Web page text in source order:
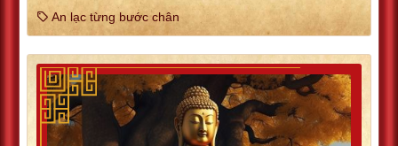
An lạc từng bước chân